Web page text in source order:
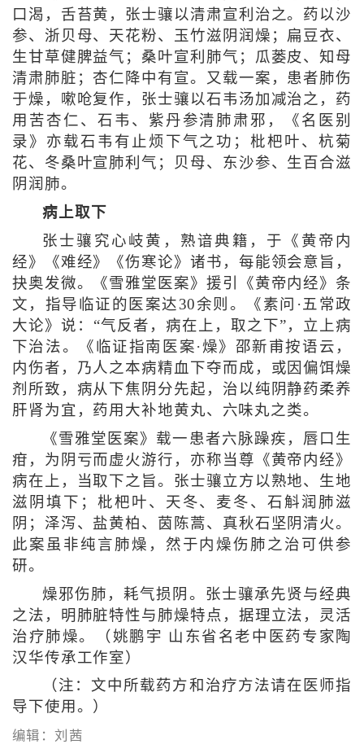
口渴，舌苔黄，张士骧以清肃宣利治之。药以沙
参、浙贝母、天花粉、玉竹滋阴润燥；扁豆衣、
生甘草健脾益气；桑叶宣利肺气；瓜蒌皮、知母
清肃肺脏；杏仁降中有宣。又载一案，患者肺伤
于燥，嗽呛复作，张士骧以石韦汤加减治之，药
用苦杏仁、石韦、紫丹参清肺肃邪，《名医别
录》亦载石韦有止烦下气之功；枇杷叶、杭菊
花、冬桑叶宣肺利气；贝母、东沙参、生百合滋
阴润肺。
病上取下
张士骧究心岐黄，熟谙典籍，于《黄帝内
经》《难经》《伤寒论》诸书，每能领会意旨，
抉奥发微。《雪雅堂医案》援引《黄帝内经》条
文，指导临证的医案达30余则。《素问·五常政
大论》说：“气反者，病在上，取之下”，立上病
下治法。《临证指南医案·燥》邵新甫按语云，
内伤者，乃人之本病精血下夺而成，或因偏饵燥
剂所致，病从下焦阴分先起，治以纯阴静药柔养
肝肾为宜，药用大补地黄丸、六味丸之类。
《雪雅堂医案》载一患者六脉躁疾，唇口生
疳，为阴亏而虚火游行，亦称当尊《黄帝内经》
病在上，当取下之旨。张士骧立方以熟地、生地
滋阴填下；枇杷叶、天冬、麦冬、石斛润肺滋
阴；泽泻、盐黄柏、茵陈蒿、真秋石坚阴清火。
此案虽非纯言肺燥，然于内燥伤肺之治可供参
研。
燥邪伤肺，耗气损阴。张士骧承先贤与经典
之法，明肺脏特性与肺燥特点，据理立法，灵活
治疗肺燥。（姚鹏宇 山东省名老中医药专家陶
汉华传承工作室）
（注：文中所载药方和治疗方法请在医师指
导下使用。）
编辑：刘茜